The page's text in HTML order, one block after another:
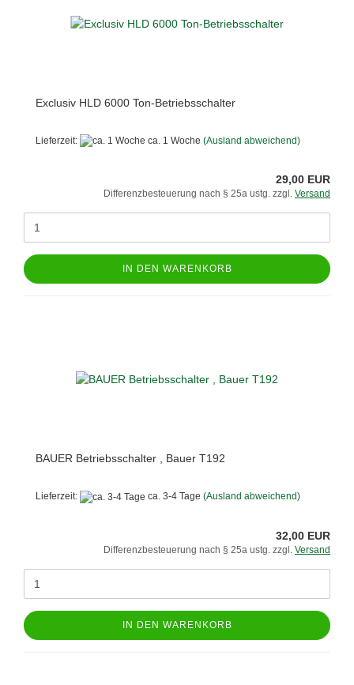
Exclusiv HLD 6000 Ton-Betriebsschalter
Lieferzeit: ca. 1 Woche (Ausland abweichend)
29,00 EUR
Differenzbesteuerung nach § 25a ustg. zzgl. Versand
IN DEN WARENKORB
BAUER Betriebsschalter , Bauer T192
Lieferzeit: ca. 3-4 Tage (Ausland abweichend)
32,00 EUR
Differenzbesteuerung nach § 25a ustg. zzgl. Versand
IN DEN WARENKORB